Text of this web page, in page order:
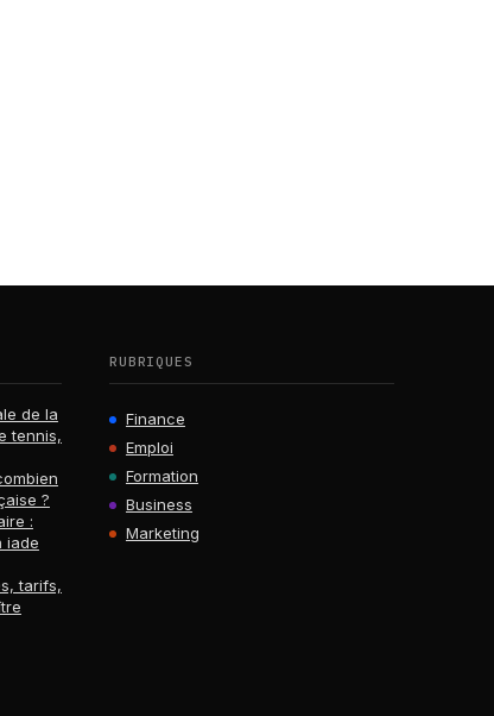
de la
tennis,
?
:
iade
tarifs,
RUBRIQUES
Finance
Emploi
Formation
Business
Marketing